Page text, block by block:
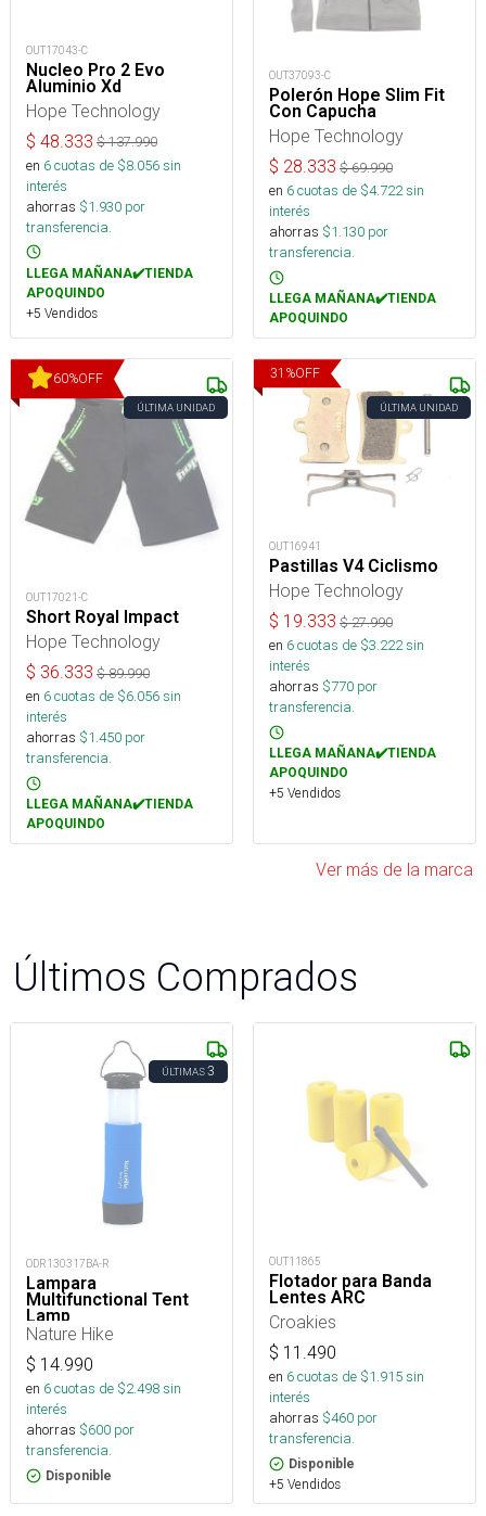
OUT17043-C
Nucleo Pro 2 Evo
Aluminio Xd
Hope Technology
$ 48.333 $137.990
en 6cuotas de $8.056sin
interés
ahorras $1.930 por
transferencia.
LLEGA MAÑANA✔️TIENDA
APOQUINDO
+5 Vendidos
OUT37093-C
Polerón Hope Slim Fit
Con Capucha
Hope Technology
$ 28.333 $69.990
en 6cuotas de $4.722sin
interés
ahorras $1.130 por
transferencia.
LLEGA MAÑANA✔️TIENDA
APOQUINDO
60%OFF
ÚLTIMA UNIDAD
OUT17021-C
Short Royal Impact
Hope Technology
$ 36.333 $89.990
en 6cuotas de $6.056sin
interés
ahorras $1.450 por
transferencia.
LLEGA MAÑANA✔️TIENDA
APOQUINDO
31 %OFF
ÚLTIMA UNIDAD
OUT16941
Pastillas V4 Ciclismo
Hope Technology
$ 19.333 $27.990
en 6cuotas de $3.222sin
interés
ahorras $770 por
transferencia.
LLEGA MAÑANA✔️TIENDA
APOQUINDO
+5 Vendidos
Ver más de la marca
Últimos Comprados
ÚLTIMAS3
ODR130317BA-R
Lampara
Multifunctional Tent
Lamp
Nature Hike
$ 14.990
en 6cuotas de $2.498sin
interés
ahorras $600 por
transferencia.
Disponible
OUT11865
Flotador para Banda
Lentes ARC
Croakies
$ 11.490
en 6cuotas de $1.915sin
interés
ahorras $460 por
transferencia.
Disponible
+5 Vendidos